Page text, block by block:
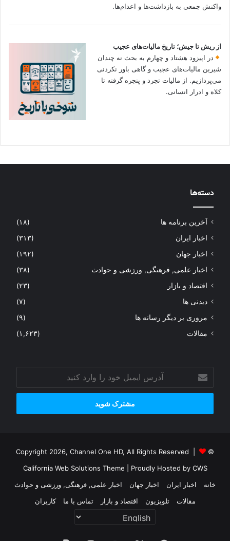
واکنش جمعی به بازداشت‌ها و اعدام‌ها.
از ریش تا جیش؛ تاریخ مالیات‌های عجیب
در اپیزود هشتاد و چهارم به بحث نه چندان
شیرین مالیات‌های عجیب و گاهی باور نکردنی‌
می‌پردازیم. از مالیات تجرد و پنجره گرفته تا
کلاه و ادرار انسانی.
دسته‌ها
آخرین برنامه ها
(۱۸)
اخبار ایران
(۳۱۳)
اخبار جهان
(۱۹۲)
اخبار علمی, فرهنگی, ورزشی و حوادث
(۳۸)
اقتصاد و بازار
(۲۳)
دیدنی ها
(۷)
مروری بر دیگر رسانه ها
(۹)
مقالات
(۱,۶۲۳)
ایمیل
خود
وارد
© Copyright 2026, Channel One HD, All Rights Reserved |
California Web Solutions Theme | Proudly Hosted by CWS
خانه
اخبار ایران اخبار جهان
اخبار علمی, فرهنگی, ورزشی و حوادث
مقالات
تلویزیون اقتصاد و بازار تماس با ما کاربران